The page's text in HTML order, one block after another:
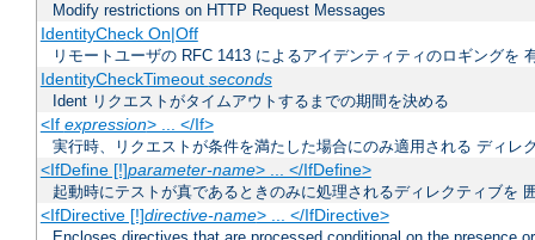
Modify restrictions on HTTP Request Messages
IdentityCheck On|Off
リモートユーザの RFC 1413 によるアイデンティティのロギングを
IdentityCheckTimeout seconds
Ident リクエストがタイムアウトするまでの期間を決める
<If expression> ... </If>
実行時、リクエストが条件を満たした場合にのみ適用される ディレ
<IfDefine [!]parameter-name> ... </IfDefine>
起動時にテストが真であるときのみに処理されるディレクティブを
<IfDirective [!]directive-name> ... </IfDirective>